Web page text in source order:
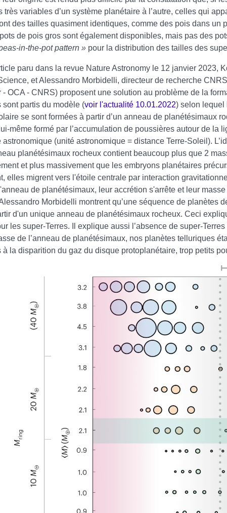
très variables d’un système planétaire à l’autre, celles qui
des tailles quasiment identiques, comme des pois dans un
de pois gros sont également disponibles, mais pas des
in-the-pot pattern » pour la distribution des tailles des
paru dans la revue Nature Astronomy le 12 janvier 2023,
et Alessandro Morbidelli, directeur de recherche
- OCA - CNRS) proposent une solution au problème de la
sont partis du modèle (voir l'actualité 10.01.2022) selon lequel
se sont formées à partir d’un anneau de planétésimaux
même formé par l’accumulation de poussières autour de la
astronomique (unité astronomique = distance Terre-Soleil).
planétésimaux rocheux contient beaucoup plus que 2
et plus massivement que les embryons planétaires
elles migrent vers l'étoile centrale par interaction
de planétésimaux, leur accrétion s'arrête et leur
Morbidelli montrent qu’une séquence de planètes
d'un unique anneau de planétésimaux rocheux. Ceci
les super-Terres. Il explique aussi l’absence de super-
de l’anneau de planétésimaux, nos planètes telluriques
à la disparition du gaz du disque protoplanétaire, trop petits